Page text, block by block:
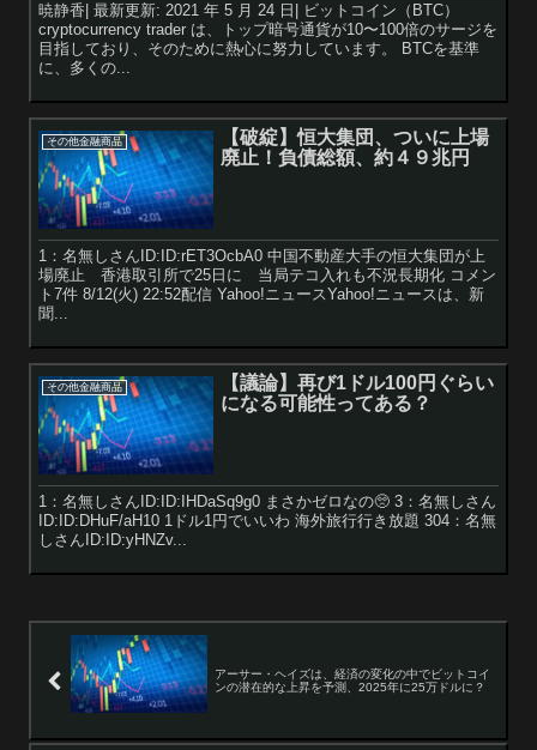
暁静香| 最新更新: 2021 年 5 月 24 日| ビットコイン（BTC）
cryptocurrency trader は、トップ暗号通貨が10〜100倍のサージを
目指しており、そのために熱心に努力しています。 BTCを基準
に、多くの...
その他金融商品
【破綻】恒大集団、ついに上場
廃止！負債総額、約４９兆円
1：名無しさんID:ID:rET3OcbA0 中国不動産大手の恒大集団が上
場廃止 香港取引所で25日に 当局テコ入れも不況長期化 コメン
ト7件 8/12(火) 22:52配信 Yahoo!ニュースYahoo!ニュースは、新
聞...
その他金融商品
【議論】再び1ドル100円ぐらい
になる可能性ってある？
1：名無しさんID:ID:IHDaSq9g0 まさかゼロなの🥺 3：名無しさん
ID:ID:DHuF/aH10 1ドル1円でいいわ 海外旅行行き放題 304：名無
しさんID:ID:yHNZv...
アーサー・ヘイズは、経済の変化の中でビットコイ
ンの潜在的な上昇を予測、2025年に25万ドルに？